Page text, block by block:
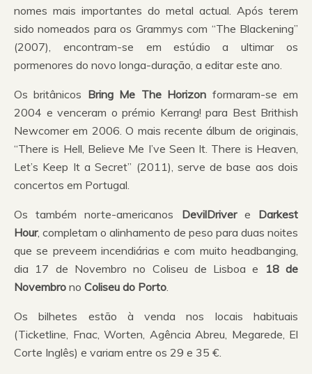
nomes mais importantes do metal actual. Após terem
sido nomeados para os Grammys com “The Blackening”
(2007), encontram-se em estúdio a ultimar os
pormenores do novo longa-duração, a editar este ano.
Os britânicos Bring Me The Horizon formaram-se em
2004 e venceram o prémio Kerrang! para Best Brithish
Newcomer em 2006. O mais recente álbum de originais,
“There is Hell, Believe Me I’ve Seen It. There is Heaven,
Let’s Keep It a Secret” (2011), serve de base aos dois
concertos em Portugal.
Os também norte-americanos DevilDrivere Darkest
Hour, completam o alinhamento de peso para duas noites
que se preveem incendiárias e com muito headbanging,
dia 17 de Novembro no Coliseu de Lisboa e
18 de
Novembro no Coliseu do Porto.
Os bilhetes estão à venda nos locais habituais
(Ticketline, Fnac, Worten, Agência Abreu, Megarede, El
Corte Inglês) e variam entre os 29 e 35 €.